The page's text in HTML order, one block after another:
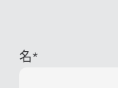
名*